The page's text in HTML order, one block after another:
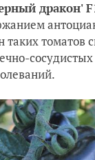
дракон'
томатов